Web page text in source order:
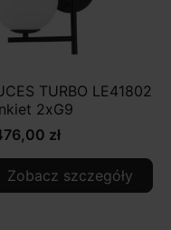
TURBO LE41802
2xG9
zł
Zobacz szczegóły